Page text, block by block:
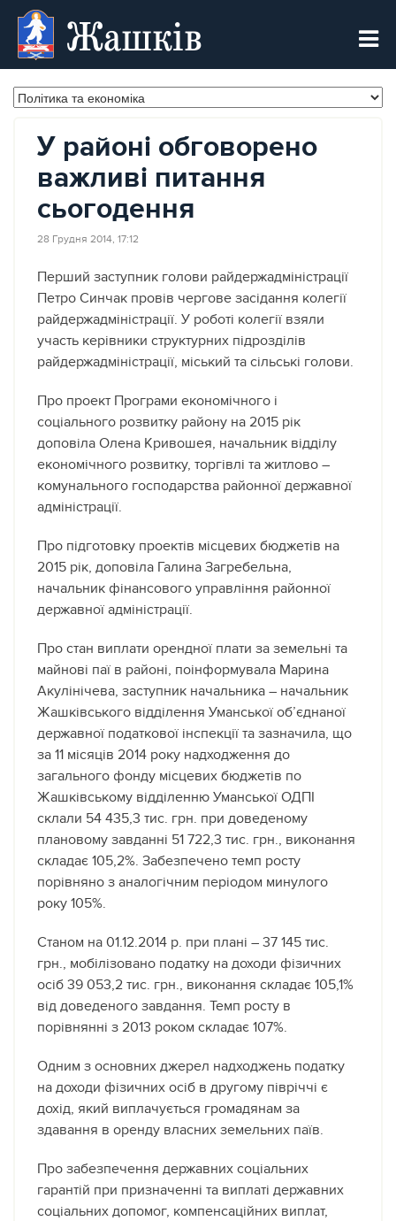
Жашків
У районі обговорено
важливі питання
сьогодення
28 Грудня 2014, 17:12
Перший заступник голови райдержадміністрації
Петро Синчак провів чергове засідання колегії
райдержадміністрації. У роботі колегії взяли
участь керівники структурних підрозділів
райдержадміністрації, міський та сільські голови.
Про проект Програми економічного і
соціального розвитку району на 2015 рік
доповіла Олена Кривошея, начальник відділу
економічного розвитку, торгівлі та житлово –
комунального господарства районної державної
адміністрації.
Про підготовку проектів місцевих бюджетів на
2015 рік, доповіла Галина Загребельна,
начальник фінансового управління районної
державної адміністрації.
Про стан виплати орендної плати за земельні та
майнові паї в районі, поінформувала Марина
Акулінічева, заступник начальника – начальник
Жашківського відділення Уманської об’єднаної
державної податкової інспекції та зазначила, що
за 11 місяців 2014 року надходження до
загального фонду місцевих бюджетів по
Жашківському відділенню Уманської ОДПІ
склали 54 435,3 тис. грн. при доведеному
плановому завданні 51 722,3 тис. грн., виконання
складає 105,2%. Забезпечено темп росту
порівняно з аналогічним періодом минулого
року 105%.
Станом на 01.12.2014 р. при плані – 37 145 тис.
грн., мобілізовано податку на доходи фізичних
осіб 39 053,2 тис. грн., виконання складає 105,1%
від доведеного завдання. Темп росту в
порівнянні з 2013 роком складає 107%.
Одним з основних джерел надходжень податку
на доходи фізичних осіб в другому півріччі є
дохід, який виплачується громадянам за
здавання в оренду власних земельних паїв.
Про забезпечення державних соціальних
гарантій при призначенні та виплаті державних
соціальних допомог, компенсаційних виплат,